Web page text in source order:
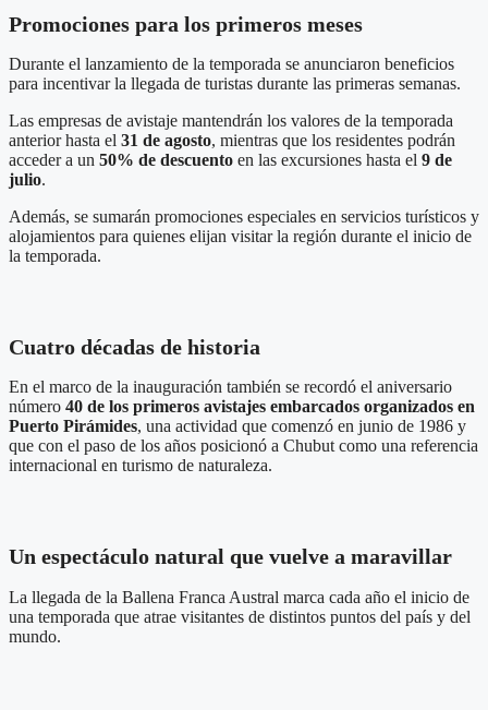
Promociones para los primeros meses
Durante el lanzamiento de la temporada se anunciaron beneficios
para incentivar la llegada de turistas durante las primeras semanas.
Las empresas de avistaje mantendrán los valores de la temporada
anterior hasta el 31 de agosto, mientras que los residentes podrán
acceder a un 50% de descuento en las excursiones hasta el 9 de
julio.
Además, se sumarán promociones especiales en servicios turísticos y
alojamientos para quienes elijan visitar la región durante el inicio de
la temporada.
Cuatro décadas de historia
En el marco de la inauguración también se recordó el aniversario
número 40 de los primeros avistajes embarcados organizados en
Puerto Pirámides, una actividad que comenzó en junio de 1986 y
que con el paso de los años posicionó a Chubut como una referencia
internacional en turismo de naturaleza.
Un espectáculo natural que vuelve a maravillar
La llegada de la Ballena Franca Austral marca cada año el inicio de
una temporada que atrae visitantes de distintos puntos del país y del
mundo.